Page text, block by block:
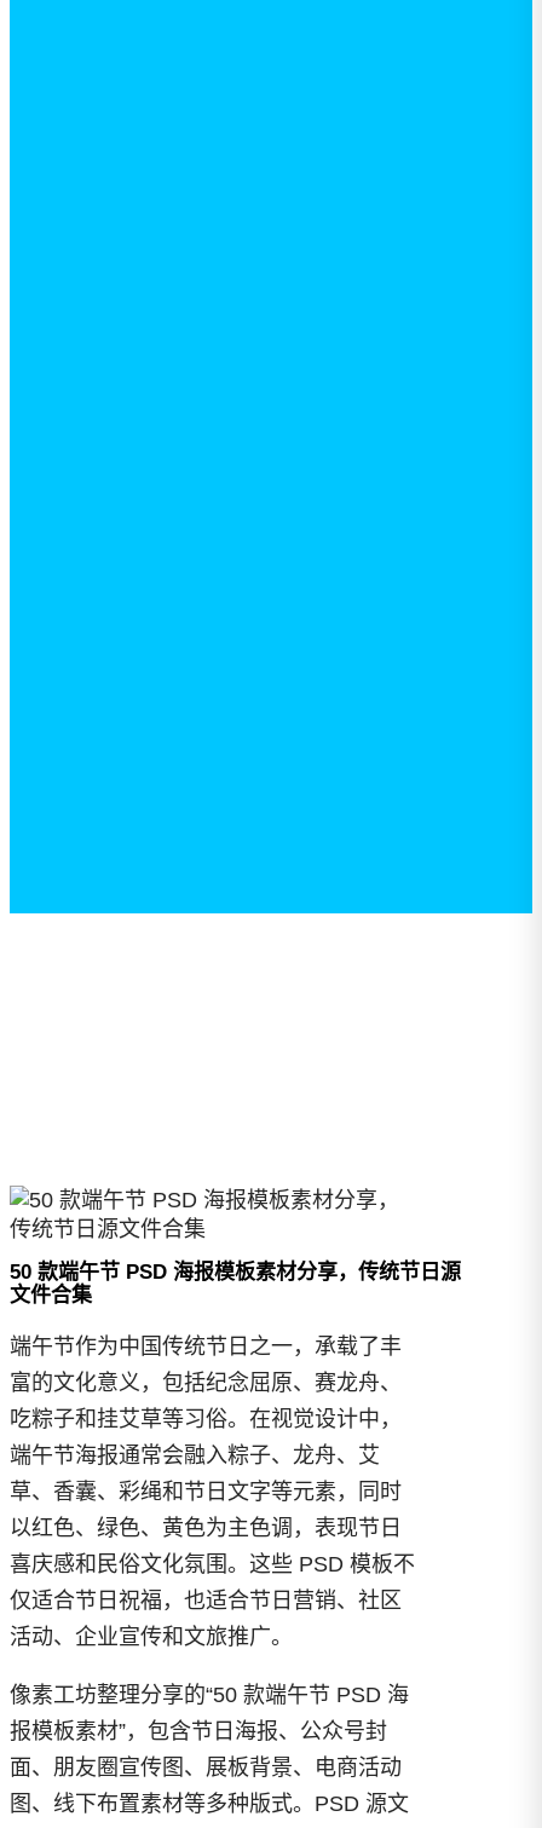
50 款端午节 PSD 海报模板素材分享，传统节日源
文件合集
端午节作为中国传统节日之一，承载了丰
富的文化意义，包括纪念屈原、赛龙舟、
吃粽子和挂艾草等习俗。在视觉设计中，
端午节海报通常会融入粽子、龙舟、艾
草、香囊、彩绳和节日文字等元素，同时
以红色、绿色、黄色为主色调，表现节日
喜庆感和民俗文化氛围。这些 PSD 模板不
仅适合节日祝福，也适合节日营销、社区
活动、企业宣传和文旅推广。
像素工坊整理分享的“50 款端午节 PSD 海
报模板素材”，包含节日海报、公众号封
面、朋友圈宣传图、展板背景、电商活动
图、线下布置素材等多种版式。PSD 源文